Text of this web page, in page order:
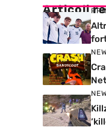
Articoli